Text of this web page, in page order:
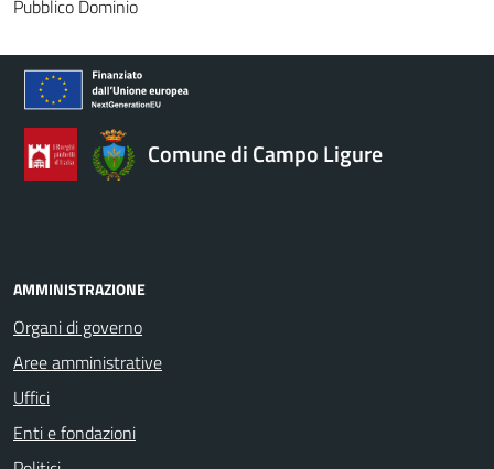
Pubblico Dominio
Comune di Campo Ligure
AMMINISTRAZIONE
Organi di governo
Aree amministrative
Uffici
Enti e fondazioni